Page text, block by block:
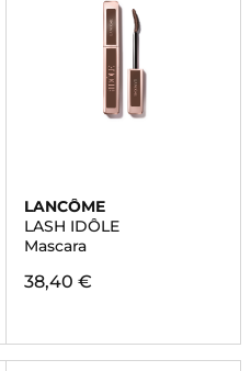
LANCÔME
LASH IDÔLE
Mascara
38,40 €